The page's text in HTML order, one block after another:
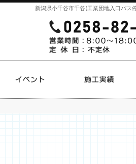
新潟県小千谷市千谷(工業団地入口バス